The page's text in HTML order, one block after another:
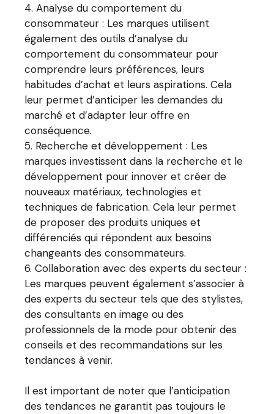
Analyse du comportement du
consommateur : Les marques utilisent
également des outils d’analyse du
comportement du consommateur pour
comprendre leurs préférences, leurs
habitudes d’achat et leurs aspirations. Cela
leur permet d’anticiper les demandes du
marché et d’adapter leur offre en
conséquence.
Recherche et développement : Les
marques investissent dans la recherche et le
développement pour innover et créer de
nouveaux matériaux, technologies et
techniques de fabrication. Cela leur permet
de proposer des produits uniques et
différenciés qui répondent aux besoins
changeants des consommateurs.
Collaboration avec des experts du secteur :
Les marques peuvent également s’associer à
des experts du secteur tels que des stylistes,
des consultants en image ou des
professionnels de la mode pour obtenir des
conseils et des recommandations sur les
tendances à venir.
Il est important de noter que l’anticipation
des tendances ne garantit pas toujours le